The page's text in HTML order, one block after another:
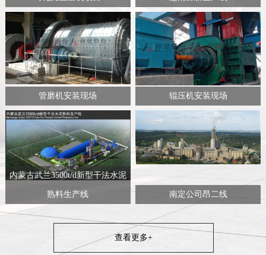
管磨机安装现场 辊压机安装现场
内蒙古武兰3500t/d新型干法水泥
熟料生产线 南定公司昂二线
查看更多+